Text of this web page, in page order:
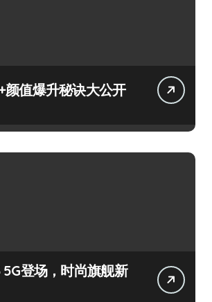
颜值爆升秘诀大公开
登场，时尚旗舰新